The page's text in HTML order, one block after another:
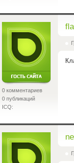
0 комментариев
0 публикаций
ICQ: